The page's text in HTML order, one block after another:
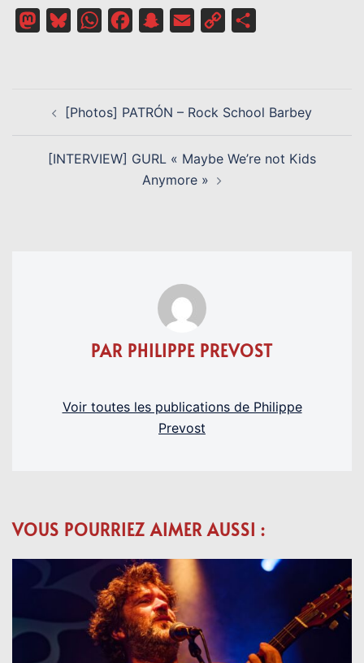
MastodonBlueskyWhatsAppFacebookSnapchat
Email
Copy
D’ARTICLE[Photos] PATRÓN – Rock School Barbey
[INTERVIEW] GURL « Maybe We’re not Kids
Anymore »
PAR PHILIPPE PREVOST
Voir toutes les publications de Philippe
Prevost
VOUS POURRIEZ AIMER AUSSI :